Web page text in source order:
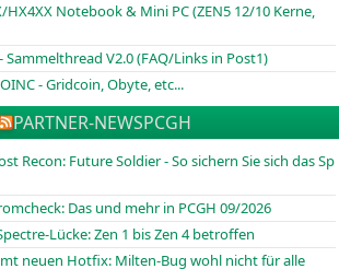
HX4XX Notebook & Mini PC (ZEN5 12/10 Kerne,
Sammelthread V2.0 (FAQ/Links in Post1)
- Gridcoin, Obyte, etc...
PARTNER-NEWSPCGH
Recon: Future Soldier - So sichern Sie sich das Sp
Das und mehr in PCGH 09/2026
Lücke: Zen 1 bis Zen 4 betroffen
neuen Hotfix: Milten-Bug wohl nicht für alle